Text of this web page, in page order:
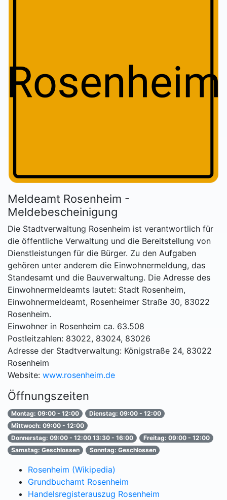
Meldeamt Rosenheim -
Meldebescheinigung
Die Stadtverwaltung Rosenheim ist verantwortlich für
die öffentliche Verwaltung und die Bereitstellung von
Dienstleistungen für die Bürger. Zu den Aufgaben
gehören unter anderem die Einwohnermeldung, das
Standesamt und die Bauverwaltung. Die Adresse des
Einwohnermeldeamts lautet: Stadt Rosenheim,
Einwohnermeldeamt, Rosenheimer Straße 30, 83022
Rosenheim.
Einwohner in Rosenheim ca. 63.508
Postleitzahlen: 83022, 83024, 83026
Adresse der Stadtverwaltung: Königstraße 24, 83022
Rosenheim
Website: www.rosenheim.de
Öffnungszeiten
Montag: 09:00 - 12:00
Dienstag: 09:00 - 12:00
Mittwoch: 09:00 - 12:00
Donnerstag: 09:00 - 12:00 13:30 - 16:00
Freitag: 09:00 - 12:00
Samstag: Geschlossen
Sonntag: Geschlossen
Rosenheim (Wikipedia)
Grundbuchamt Rosenheim
Handelsregisterauszug Rosenheim